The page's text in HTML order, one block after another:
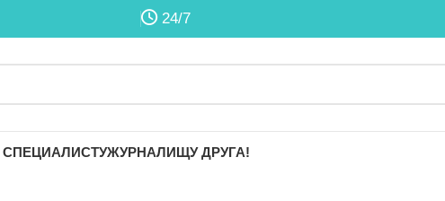
24/7
ЖУРНАЛИЩУ ДРУГА!